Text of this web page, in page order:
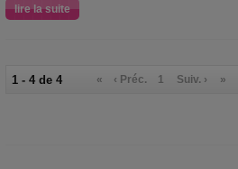
lire la suite
1 - 4 de 4 « ‹ Préc. 1 Suiv. › »